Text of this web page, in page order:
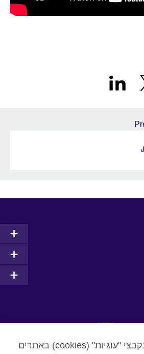
אנו משתמשים בקבצי "עוגיות" (cookies) באתרים